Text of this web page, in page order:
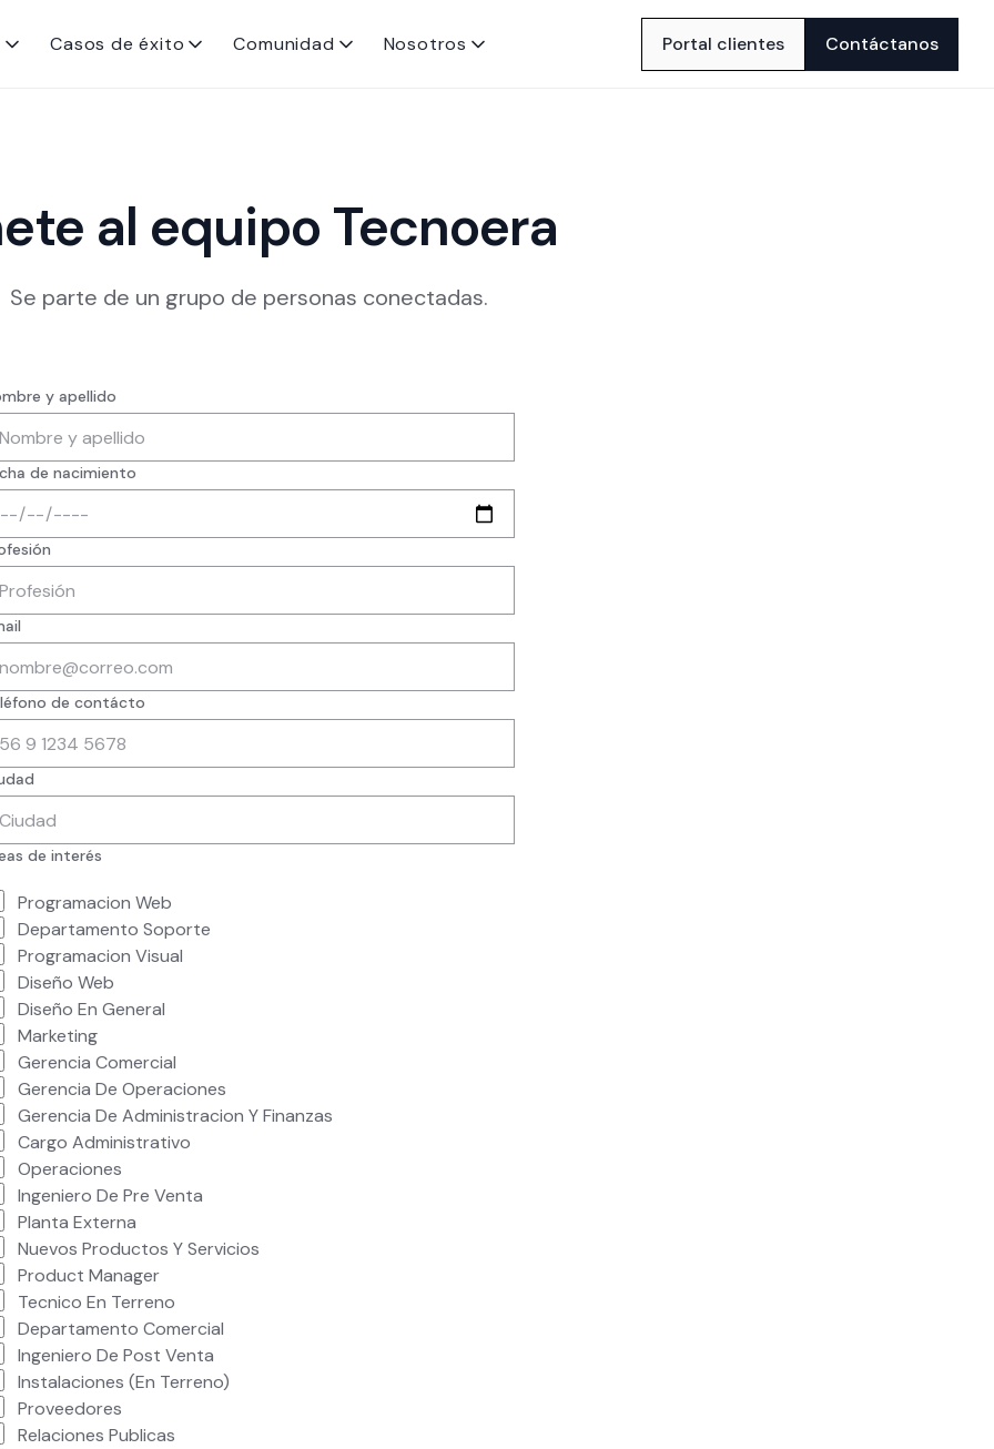
Casos de éxito Comunidad Nosotros Portal clientes Contáctanos
al equipo Tecnoera
Se parte de un grupo de personas conectadas.
y apellido
de nacimiento
de contácto
de interés
Programacion Web
Departamento Soporte
Programacion Visual
Diseño Web
Diseño En General
Marketing
Gerencia Comercial
Gerencia De Operaciones
Gerencia De Administracion Y Finanzas
Cargo Administrativo
Operaciones
Ingeniero De Pre Venta
Planta Externa
Nuevos Productos Y Servicios
Product Manager
Tecnico En Terreno
Departamento Comercial
Ingeniero De Post Venta
Instalaciones (en Terreno)
Proveedores
Relaciones Publicas